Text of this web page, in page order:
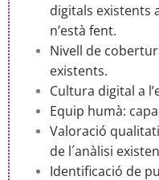
digitals existents
n’està fent.
Nivell de
existents.
Cultura digital a
Equip humà:
Valoració
de l´anàlisi
Identificació de